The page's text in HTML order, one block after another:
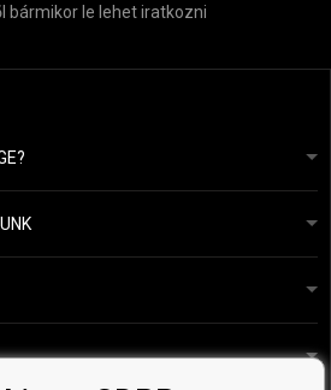
bármikor le lehet iratkozni
órán belül válaszolunk.
feltételek (ÁSZF)
védelme
áttekintés
mi történetünk